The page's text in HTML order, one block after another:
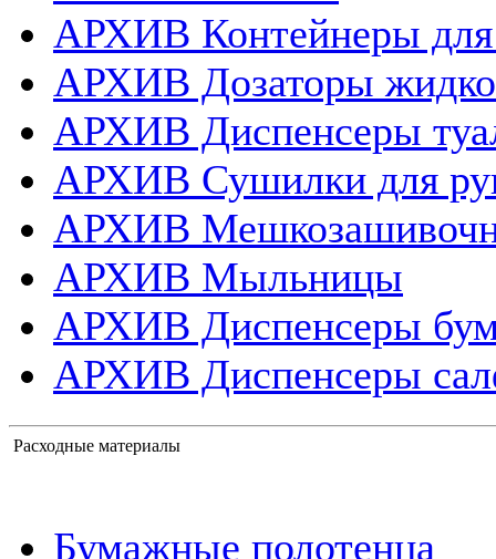
АРХИВ Контейнеры для
АРХИВ Дозаторы
АРХИВ Диспенсеры
АРХИВ Сушилки для
АРХИВ
АРХИВ Мыльницы
АРХИВ Диспенсеры
АРХИВ Диспенсеры
Расходные материалы
Бумажные полотенца